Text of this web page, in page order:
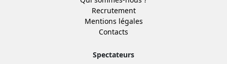
Recrutement
Mentions légales
Contacts
Spectateurs